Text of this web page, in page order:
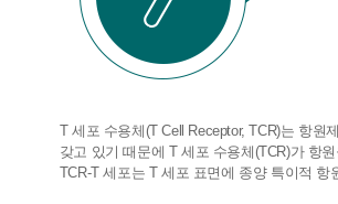
T 세포 수용체(T Cell Receptor, TCR)는 항원
갖고 있기 때문에 T 세포 수용체(TCR)가 항
TCR-T 세포는 T 세포 표면에 종양 특이적